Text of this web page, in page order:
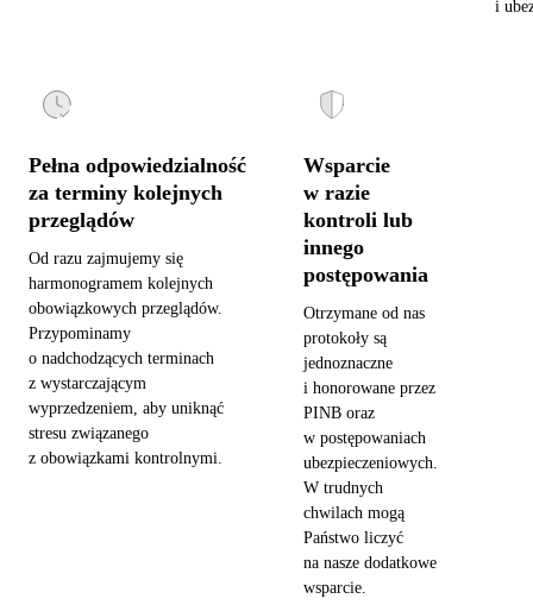
i
Pełna odpowiedzialność
za terminy kolejnych
przeglądów
Od razu zajmujemy się
harmonogramem kolejnych
obowiązkowych przeglądów.
Przypominamy
o nadchodzących terminach
z wystarczającym
wyprzedzeniem, aby uniknąć
stresu związanego
z obowiązkami kontrolnymi.
Wsparcie
w razie
kontroli lub
innego
postępowania
Otrzymane od nas
protokoły są
jednoznaczne
i honorowane przez
PINB oraz
w postępowaniach
ubezpieczeniowych.
W trudnych
chwilach mogą
Państwo liczyć
na nasze dodatkowe
wsparcie.